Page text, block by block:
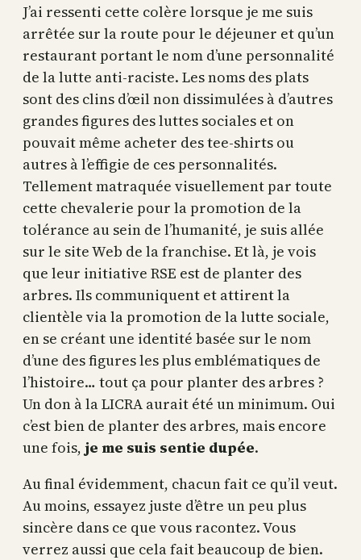
J’ai ressenti cette colère lorsque je me suis
arrêtée sur la route pour le déjeuner et qu’un
restaurant portant le nom d’une personnalité
de la lutte anti-raciste. Les noms des plats
sont des clins d’œil non dissimulées à d’autres
grandes figures des luttes sociales et on
pouvait même acheter des tee-shirts ou
autres à l’effigie de ces personnalités.
Tellement matraquée visuellement par toute
cette chevalerie pour la promotion de la
tolérance au sein de l’humanité, je suis allée
sur le site Web de la franchise. Et là, je vois
que leur initiative RSE est de planter des
arbres. Ils communiquent et attirent la
clientèle via la promotion de la lutte sociale,
en se créant une identité basée sur le nom
d’une des figures les plus emblématiques de
l’histoire… tout ça pour planter des arbres ?
Un don à la LICRA aurait été un minimum. Oui
c’est bien de planter des arbres, mais encore
une fois, je me suis sentie dupée.
Au final évidemment, chacun fait ce qu’il veut.
Au moins, essayez juste d’être un peu plus
sincère dans ce que vous racontez. Vous
verrez aussi que cela fait beaucoup de bien.